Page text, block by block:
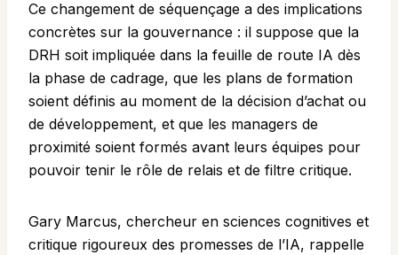
Ce changement de séquençage a des implications
concrètes sur la gouvernance : il suppose que la
DRH soit impliquée dans la feuille de route IA dès
la phase de cadrage, que les plans de formation
soient définis au moment de la décision d’achat ou
de développement, et que les managers de
proximité soient formés avant leurs équipes pour
pouvoir tenir le rôle de relais et de filtre critique.
Gary Marcus, chercheur en sciences cognitives et
critique rigoureux des promesses de l’IA, rappelle